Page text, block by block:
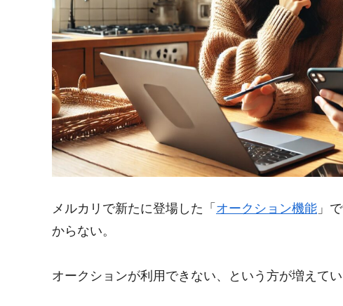
メルカリで新たに登場した「 オークション機能 」
からない。
オークションが利用できない、という方が増えて